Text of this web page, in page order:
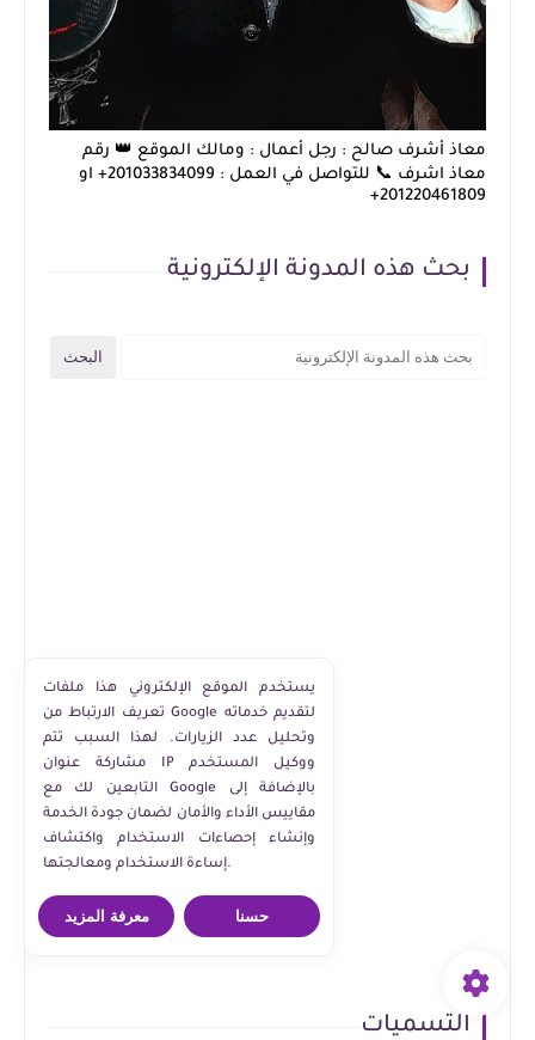
معاذ أشرف صالح : رجل أعمال : ومالك الموقع 👑 رقم
معاذ اشرف 📞 للتواصل في العمل : 201033834099+ او
201220461809+
بحث هذه المدونة الإلكترونية
التسميات
يستخدم الموقع الإلكتروني هذا ملفات
تعريف الارتباط من Google لتقديم خدماته
وتحليل عدد الزيارات. لهذا السبب تتم
مشاركة عنوان IP ووكيل المستخدم
التابعين لك مع Google بالإضافة إلى
مقاييس الأداء والأمان لضمان جودة الخدمة
وإنشاء إحصاءات الاستخدام واكتشاف
إساءة الاستخدام ومعالجتها.
معرفة المزيد حسنا